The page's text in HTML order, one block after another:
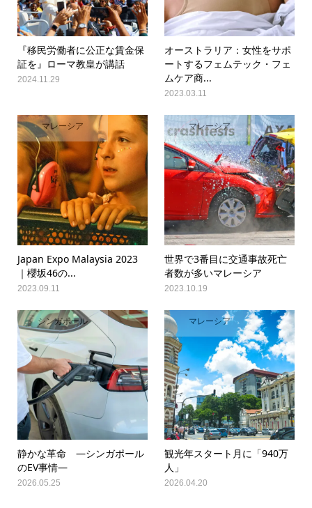
『移民労働者に公正な賃金保
証を』ローマ教皇が講話
2024.11.29
オーストラリア：女性をサポ
ートするフェムテック・フェ
ムケア商...
2023.03.11
マレーシア
Japan Expo Malaysia 2023
｜櫻坂46の...
2023.09.11
マレーシア
世界で3番目に交通事故死亡
者数が多いマレーシア
2023.10.19
シンガポール
静かな革命 ―シンガポール
のEV事情―
2026.05.25
マレーシア
観光年スタート月に「940万
人」
2026.04.20